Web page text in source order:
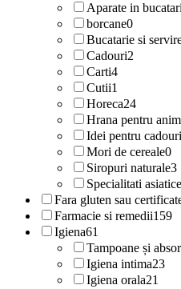
Aparate in
borcane0
Bucatarie si
Cadouri2
Carti4
Cutii1
Horeca24
Hrana pentru
Idei pentru cadouri
Mori de cereale0
Siropuri naturale3
Specialitati asiatice
Fara gluten sau
Farmacie si remedii159
Igiena61
Tampoane și
Igiena intima23
Igiena orala21